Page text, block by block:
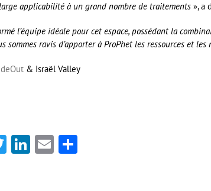
applicabilité à un grand nombre de traitements », a
l’équipe idéale pour cet espace, possédant la
sommes ravis d’apporter à ProPhet les ressources et
& Israël Valley
Twitter
LinkedIn
Email